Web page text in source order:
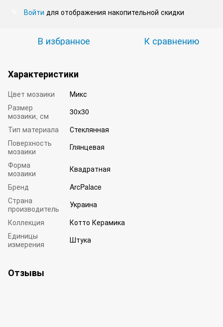
Войти для отображения накопительной скидки
В избранное К сравнению
Характеристики
Цвет мозаики
Микс
Размер
мозаики, см
30x30
Тип материала
Стеклянная
Поверхность
мозаики
Глянцевая
Форма
мозаики
Квадратная
Бренд
ArcPalace
Страна
производитель
Украина
Коллекция
Котто Керамика
Единицы
измерения
Штука
Отзывы